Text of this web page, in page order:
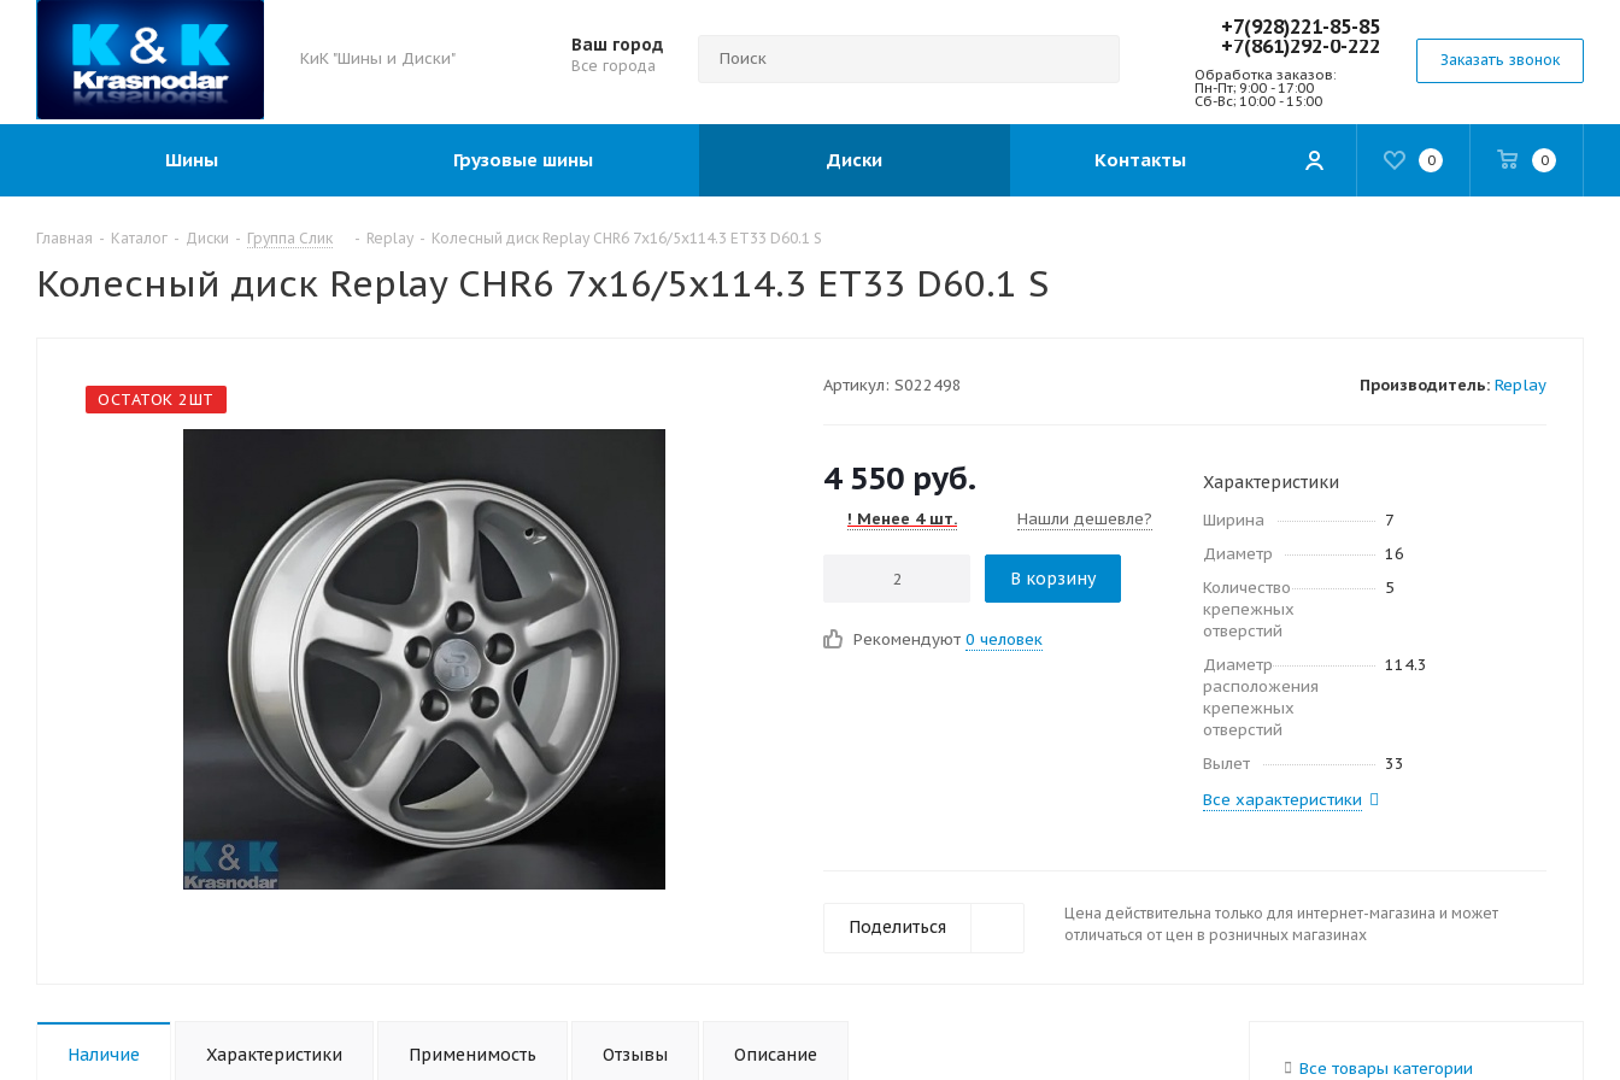
КиК "Шины и Диски"
Ваш город
Все города
+7(928)221-85-85
+7(861)292-0-222
Обработка заказов:
Пн-Пт; 9:00 - 17:00
Сб-Вс; 10:00 - 15:00
Заказать звонок
0 0
Шины Грузовые шины Диски Контакты
Главная - Каталог - Диски - Группа Слик - Replay - Колесный диск Replay CHR6 7x16/5x114.3 ET33 D60.1 S
Колесный диск Replay CHR6 7x16/5x114.3 ET33 D60.1 S
ОСТАТОК 2ШТ
Артикул: S022498 Производитель: Replay
4 550 руб.
! Менее 4 шт. Нашли дешевле?
В корзину
Рекомендуют 0 человек
Характеристики
Ширина
7
Диаметр
16
Количество
крепежных
отверстий
5
Диаметр
расположения
крепежных
отверстий
114.3
Вылет
33
Все характеристики
Поделиться
Цена действительна только для интернет-магазина и может
отличаться от цен в розничных магазинах
Наличие Характеристики Применимость Отзывы Описание
Все товары категории